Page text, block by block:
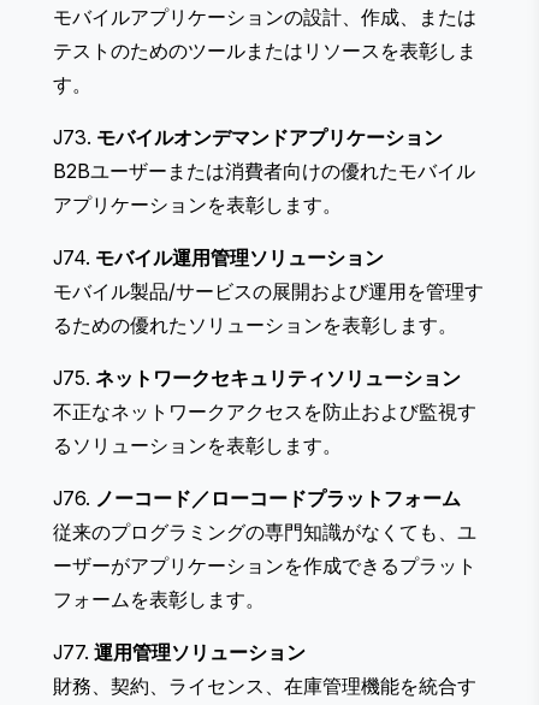
モバイルアプリケーションの設計、作成、または
テストのためのツールまたはリソースを表彰しま
す。
J73. モバイルオンデマンドアプリケーション
B2Bユーザーまたは消費者向けの優れたモバイル
アプリケーションを表彰します。
J74. モバイル運用管理ソリューション
モバイル製品/サービスの展開および運用を管理す
るための優れたソリューションを表彰します。
J75. ネットワークセキュリティソリューション
不正なネットワークアクセスを防止および監視す
るソリューションを表彰します。
J76. ノーコード／ローコードプラットフォーム
従来のプログラミングの専門知識がなくても、ユ
ーザーがアプリケーションを作成できるプラット
フォームを表彰します。
J77. 運用管理ソリューション
財務、契約、ライセンス、在庫管理機能を統合す